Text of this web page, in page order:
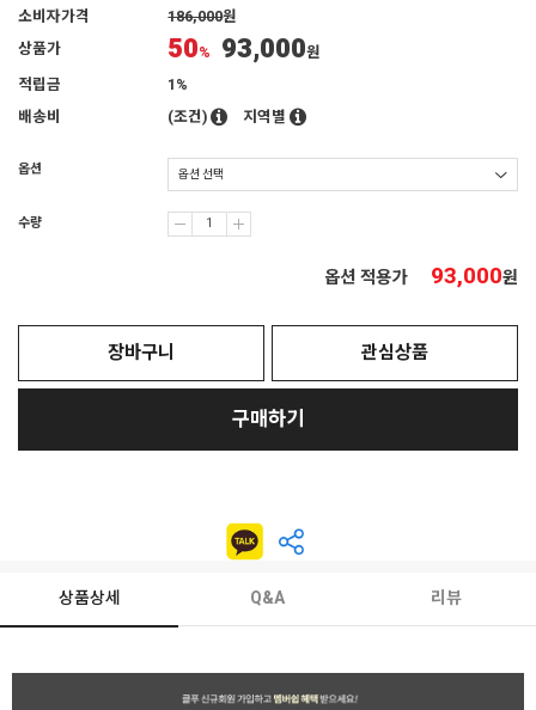
소비자가격 186,000원
상품가
50% 93,000원
적립금
1%
배송비
(조건) 지역별
옵션
수량
옵션 적용가 93,000원
장바구니 관심상품
구매하기
상품상세 Q&A 리뷰